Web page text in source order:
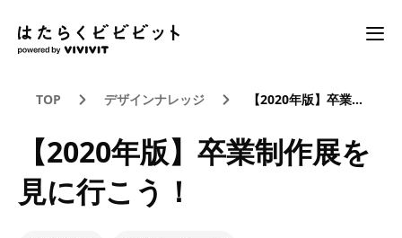
TOP デザインナレッジ 【2020年版】卒業制作展を見に行こう！
【2020年版】卒業制作展を
見に行こう！